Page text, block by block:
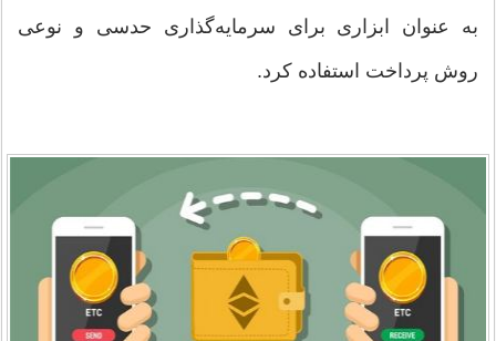
به عنوان ابزاری برای سرمایه‌گذاری حدسی و نوعی
روش پرداخت استفاده کرد.